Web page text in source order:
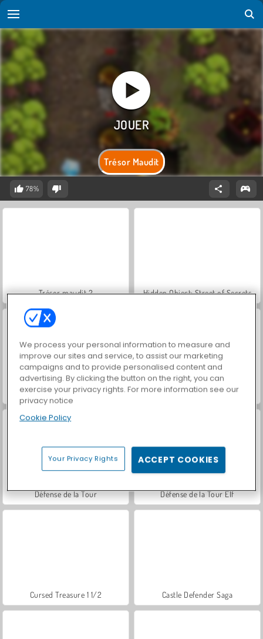
Trésor Maudit
78%
Trésor maudit 2 Hidden Object: Street of Secrets
VegaMix Da Vinci Puzzles Car Parking City Duel
Défense de la Tour Défense de la Tour Elf
Cursed Treasure 1 1/2 Castle Defender Saga
We process your personal information to measure and
improve our sites and service, to assist our marketing
campaigns and to provide personalised content and
advertising. By clicking the button on the right, you can
exercise your privacy rights. For more information see our
privacy notice
Cookie Policy
Your Privacy Rights ACCEPT COOKIES